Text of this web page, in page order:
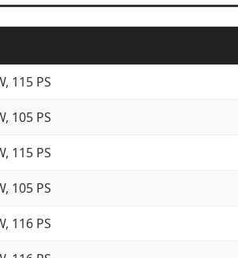
115 PS
105 PS
115 PS
105 PS
116 PS